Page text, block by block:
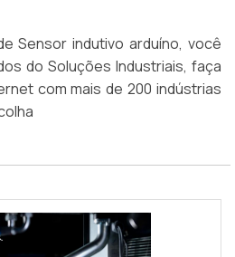
Sensor indutivo arduíno, você
do Soluções Industriais, faça
com mais de 200 indústrias